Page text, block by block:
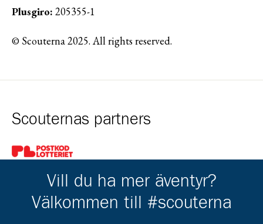
Plusgiro: 205355-1
© Scouterna 2025. All rights reserved.
Scouternas partners
Gå till pl_50
Vill du ha mer äventyr?
Välkommen till #scouterna